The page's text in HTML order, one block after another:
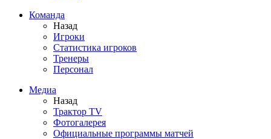
Команда
Назад
Игроки
Статистика игроков
Тренеры
Персонал
Медиа
Назад
Трактор TV
Фотогалерея
Официальные программы матчей